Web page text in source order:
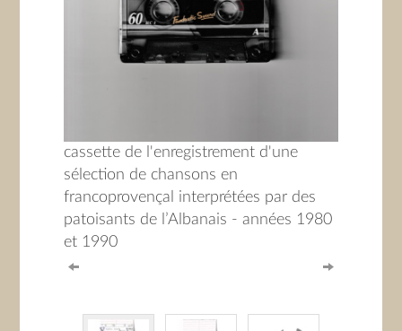
cassette de l'enregistrement d'une
sélection de chansons en
francoprovençal interprétées par des
patoisants de l’Albanais - années 1980
et 1990